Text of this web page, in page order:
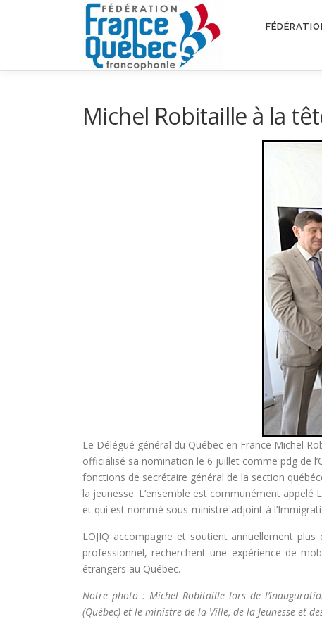
Michel Robitaille à la
Le Délégué général du Québec en France Michel
officialisé sa nomination le 6 juillet comme pdg de
fonctions de secrétaire général de la section
la jeunesse. L’ensemble est communément appelé
et qui est nommé sous-ministre adjoint à
LOJIQ accompagne et soutient annuellement
professionnel, recherchent une expérience de
étrangers au Québec.
Notre photo : Michel Robitaille lors de
(Québec) et le ministre de la Ville, de la Jeunesse et